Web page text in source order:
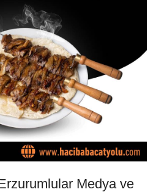
Medya ve